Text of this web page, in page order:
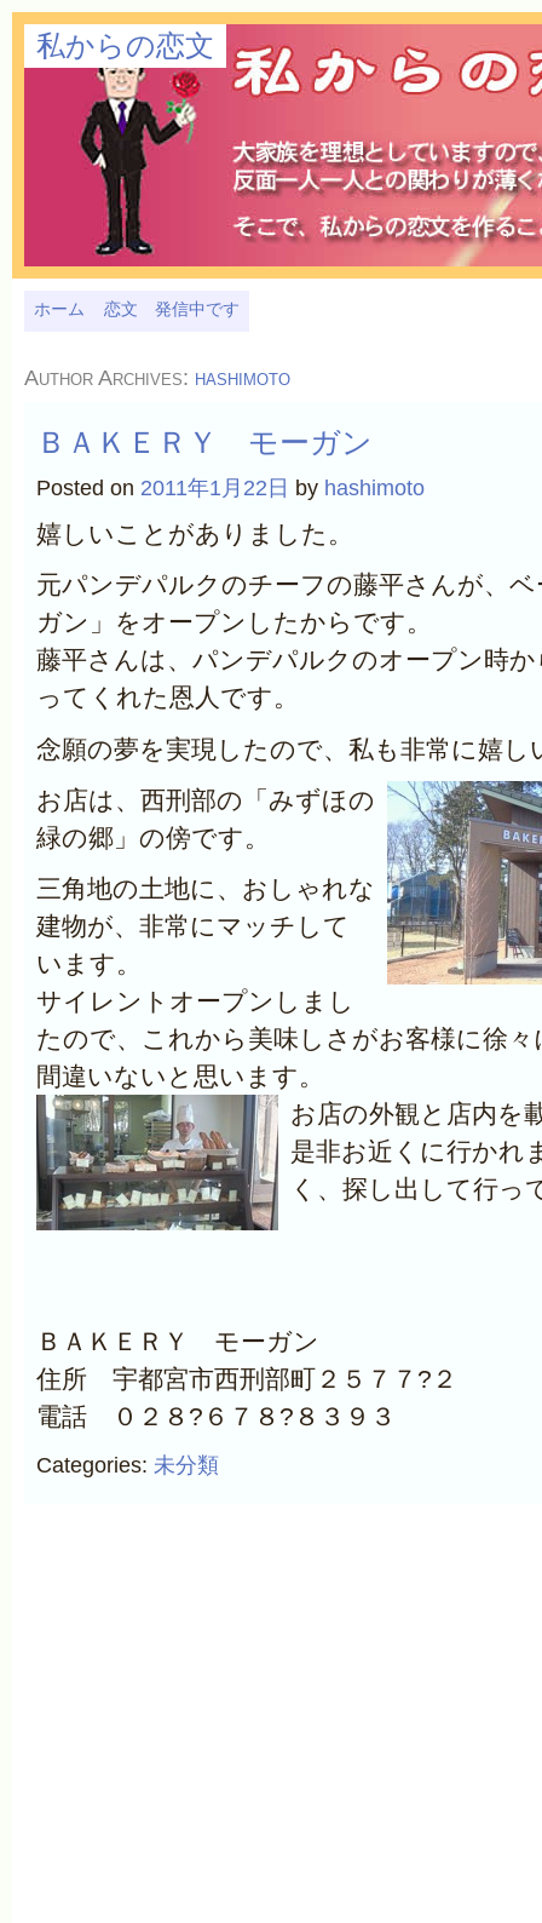
私からの恋文
ホーム 恋文 発信中です
Author Archives: hashimoto
ＢＡＫＥＲＹ モーガン
Posted on 2011年1月22日 by hashimoto
嬉しいことがありました。
元パンデパルクのチーフの藤平さんが、
ガン」をオープンしたからです。
藤平さんは、パンデパルクのオープン時
ってくれた恩人です。
念願の夢を実現したので、私も非常に嬉し
お店は、西刑部の「みずほの
緑の郷」の傍です。
三角地の土地に、おしゃれな
建物が、非常にマッチして
います。
サイレントオープンしまし
たので、これから美味しさがお客様に徐
間違いないと思います。
お店の外観と店内を
是非お近くに行かれ
く、探し出して行っ
ＢＡＫＥＲＹ モーガン
住所 宇都宮市西刑部町２５７７?２
電話 ０２８?６７８?８３９３
Categories: 未分類